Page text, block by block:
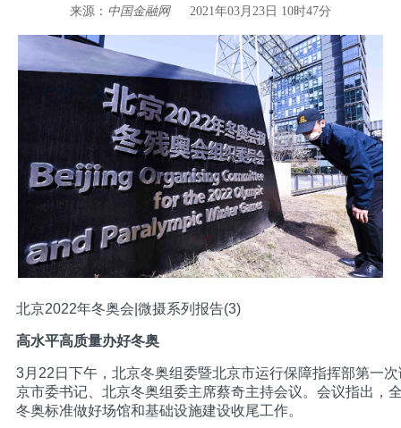
来源： 中国金融网 2021年03月23日 10时47分
北京2022年冬奥会|微摄系列报告(3)
高水平高质量办好冬奥
3月22日下午，北京冬奥组委暨北京市运行保障指挥部第一
京市委书记、北京冬奥组委主席蔡奇主持会议。会议指出，
冬奥标准做好场馆和基础设施建设收尾工作。